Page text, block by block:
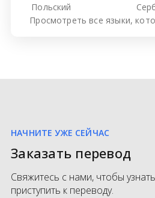
Польский
Просмотреть всеязыки,
НАЧНИТЕ УЖЕ СЕЙЧАС
Заказать перевод
Свяжитесь с нами, чтобы
приступить к переводу.